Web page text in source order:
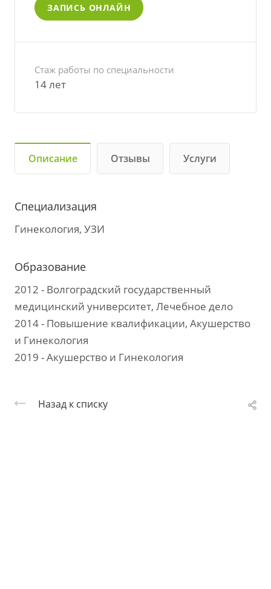
ЗАПИСЬ ОНЛАЙН
Стаж работы по специальности
14 лет
Описание Отзывы Услуги
Специализация
Гинекология, УЗИ
Образование
2012 - Волгоградский государственный
медицинский университет, Лечебное дело
2014 - Повышение квалификации, Акушерство
и Гинекология
2019 - Акушерство и Гинекология
Назад к списку